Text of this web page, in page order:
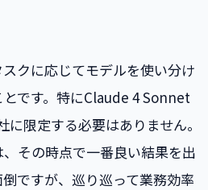
クに応じてモデルを使い分け
です。特にClaude 4 Sonnet
に限定する必要はありません。
その時点で一番良い結果を出
ですが、巡り巡って業務効率